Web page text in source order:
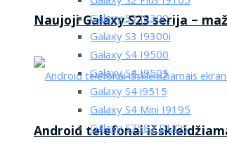
Naujoji Galaxy S23 serija –
Android telefonai
Galaxy S3 I9300
Galaxy S3 I9300i
Galaxy S4 I9500
Galaxy S4 I9505
Galaxy S4 i9515
Galaxy S4 Mini I9195
Galaxy S7582 DUOS